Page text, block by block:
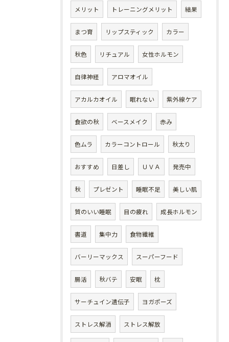
メリット トレーニングメリット 結果
まつ育 リップスティック カラー
秋色 リチュアル 女性ホルモン
自律神経 アロマオイル
アカルカオイル 眠れない 紫外線ケア
食欲の秋 ベースメイク 赤み
色ムラ カラーコントロール 秋太り
おすすめ 日差し ＵＶＡ 発売中
秋 プレゼント 睡眠不足 美しい肌
質のいい睡眠 目の疲れ 成長ホルモン
書道 集中力 食物繊維
バーリーマックス スーパーフード
腸活 秋バテ 安眠 枕
サーチュイン遺伝子 ヨガポーズ
ストレス解消 ストレス解放